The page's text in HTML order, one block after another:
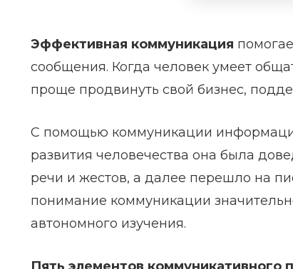
Эффективная коммуникация
сообщения. Когда человек умеет
проще продвинуть свой бизнес,
С помощью коммуникации
развития человечества она была
речи и жестов, а далее перешло на
понимание коммуникации
автономного изучения.